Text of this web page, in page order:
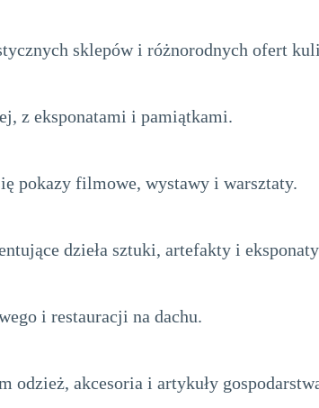
sklepów i różnorodnych ofert
z eksponatami i pamiątkami.
pokazy filmowe, wystawy i warsztaty.
dzieła sztuki, artefakty i
i restauracji na dachu.
akcesoria i artykuły